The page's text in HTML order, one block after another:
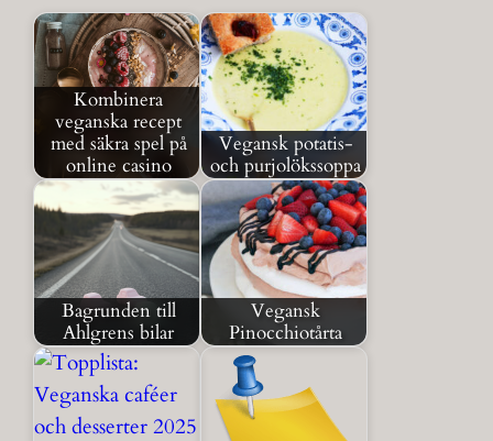
Kombinera
veganska recept
med säkra spel på
online casino
Vegansk potatis-
och purjolökssoppa
Bagrunden till
Ahlgrens bilar
Vegansk
Pinocchiotårta